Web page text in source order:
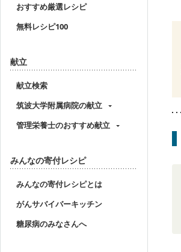
おすすめ厳選レシピ
無料レシピ100
献立
献立検索
筑波大学附属病院の献立
管理栄養士のおすすめ献立
みんなの寄付レシピ
みんなの寄付レシピとは
がんサバイバーキッチン
糖尿病のみなさんへ